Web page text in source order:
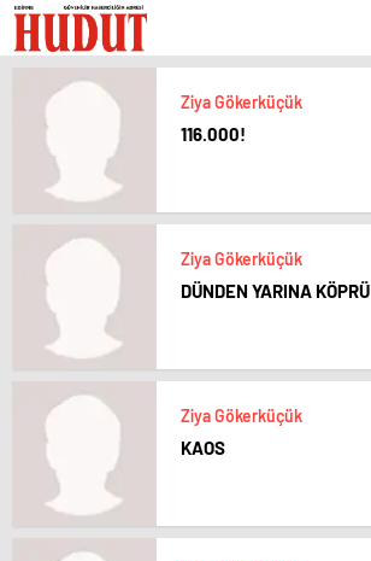
Ziya Gökerküçük
116.000!
Ziya Gökerküçük
DÜNDEN YARINA KÖPRÜ
Ziya Gökerküçük
KAOS